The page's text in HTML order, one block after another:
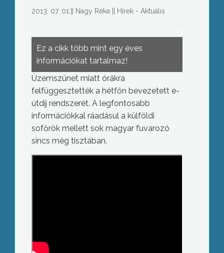
2013. 07. 01. Nagy Réka Hírek - Aktuális
Ez a cikk több mint egy éves
információkat tartalmaz!
Üzemszünet miatt órákra
felfüggesztették a hétfőn bevezetett e-
útdíj rendszerét. A legfontosabb
információkkal ráadásul a külföldi
sofőrök mellett sok magyar fuvarozó
sincs még tisztában.